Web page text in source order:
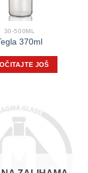
30-500ML
370ml
JOŠ